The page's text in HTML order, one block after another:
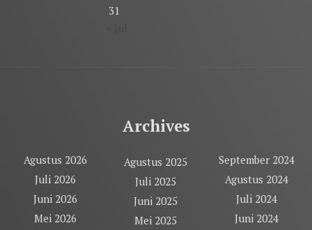
31
Archives
Agustus 2026
Juli 2026
Juni 2026
Mei 2026
Agustus 2025
Juli 2025
Juni 2025
Mei 2025
September 2024
Agustus 2024
Juli 2024
Juni 2024